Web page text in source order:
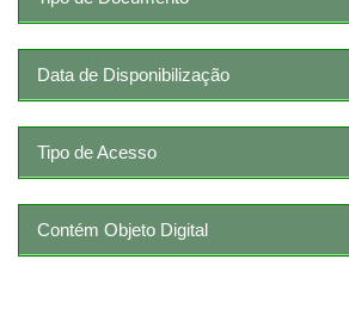
Data de Disponibilização
Tipo de Acesso
Contém Objeto Digital